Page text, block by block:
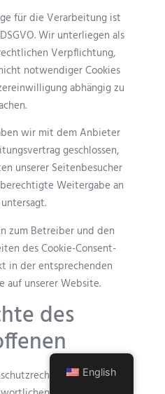
für die Verarbeitung ist
Wir unterliegen als
Verpflichtung,
notwendiger Cookies
abhängig zu
wir mit dem Anbieter
geschlossen,
unserer Seitenbesucher
Weitergabe an
zum Betreiber und den
des Cookie-Consent-
in der entsprechenden
auf unserer Website.
des
gewährt Ihnen
English